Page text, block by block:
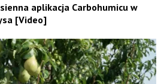
aplikacja Carbohumicu w
[Video]